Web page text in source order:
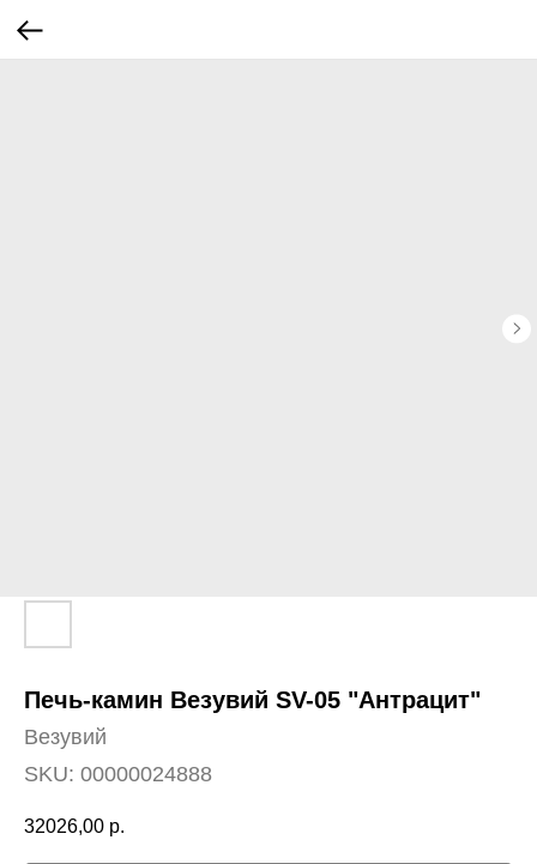
Печь-камин Везувий SV-05 "Антрацит"
Везувий
SKU: 00000024888
32026,00 р.